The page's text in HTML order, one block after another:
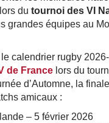
du tournoi des VI
grandes équipes au
calendrier rugby
de France lors du
d’Automne, la
amicaux :
– 5 février 2026